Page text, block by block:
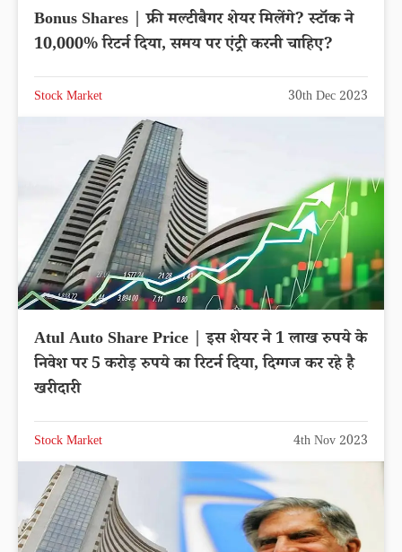
Bonus Shares | फ्री मल्टीबैगर शेयर मिलेंगे? स्टॉक ने
10,000% रिटर्न दिया, समय पर एंट्री करनी चाहिए?
Stock Market 30th Dec 2023
Atul Auto Share Price | इस शेयर ने 1 लाख रुपये के
निवेश पर 5 करोड़ रुपये का रिटर्न दिया, दिग्गज कर रहे है
खरीदारी
Stock Market 4th Nov 2023